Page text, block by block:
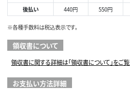
後払い
440円 550円
※各種手数料は税込表示です。
領収書について
領収書に関する詳細は「領収書について」をご覧
お支払い方法詳細